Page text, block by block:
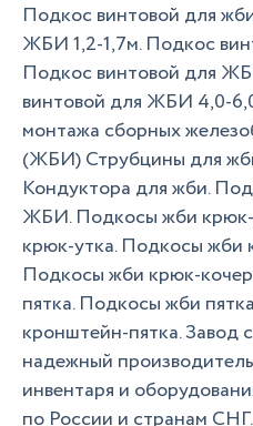
Подкос винтовой для
ЖБИ 1,2-1,7м. Подкос
Подкос винтовой для
винтовой для ЖБИ 4,0-
монтажа сборных
(ЖБИ) Струбцины для
Кондуктора для жби.
ЖБИ. Подкосы жби
крюк-утка. Подкосы жби
Подкосы жби крюк-
пятка. Подкосы жби
кронштейн-пятка. Завод
надежный
инвентаря и
по России и странам